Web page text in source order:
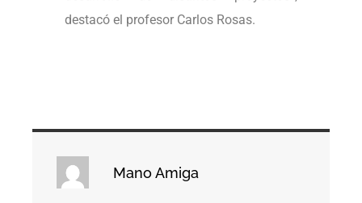
destacó el profesor Carlos Rosas.
Mano Amiga